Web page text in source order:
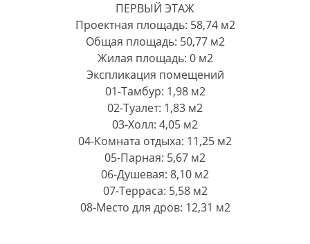
ПЕРВЫЙ ЭТАЖ
Проектная площадь: 58,74 м2
Общая площадь: 50,77 м2
Жилая площадь: 0 м2
Экспликация помещений
01-Тамбур: 1,98 м2
02-Туалет: 1,83 м2
03-Холл: 4,05 м2
04-Комната отдыха: 11,25 м2
05-Парная: 5,67 м2
06-Душевая: 8,10 м2
07-Терраса: 5,58 м2
08-Место для дров: 12,31 м2